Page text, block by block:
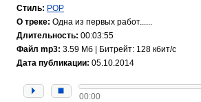
Стиль: POP
О треке: Одна из первых работ......
Длительность: 00:03:55
Файл mp3: 3.59 Мб | Битрейт: 128 кбит/с
Дата публикации: 05.10.2014
00:00